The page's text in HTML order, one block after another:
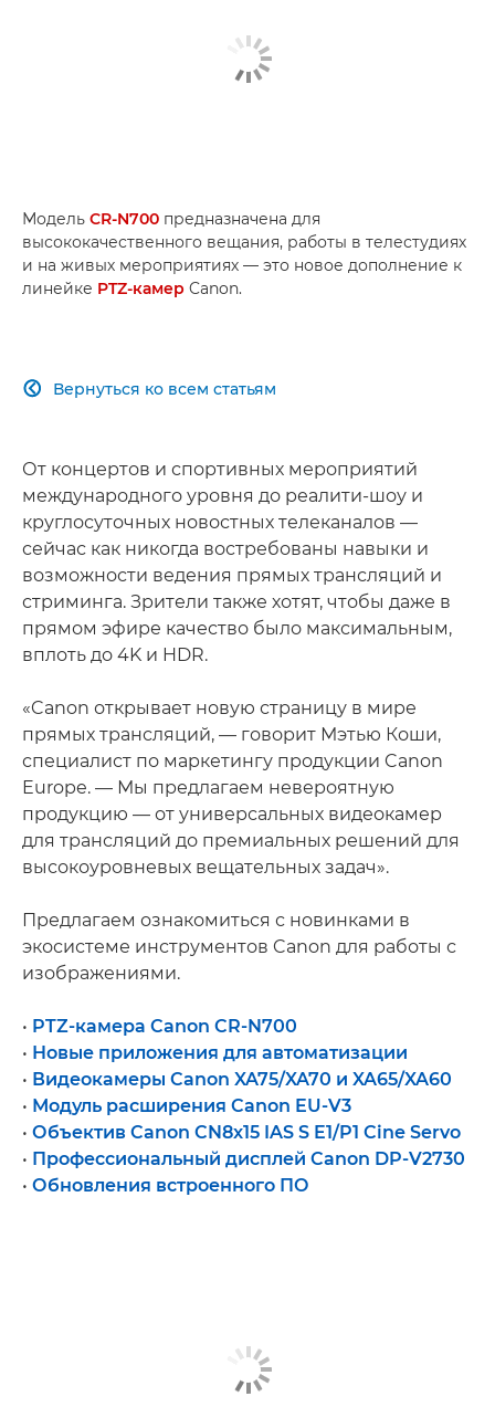
Модель CR-N700 предназначена для
высококачественного вещания, работы в телестудиях
и на живых мероприятиях — это новое дополнение к
линейке PTZ-камер Canon.
Вернуться ко всем статьям

От концертов и спортивных мероприятий
международного уровня до реалити-шоу и
круглосуточных новостных телеканалов —
сейчас как никогда востребованы навыки и
возможности ведения прямых трансляций и
стриминга. Зрители также хотят, чтобы даже в
прямом эфире качество было максимальным,
вплоть до 4K и HDR.
«Canon открывает новую страницу в мире
прямых трансляций, — говорит Мэтью Коши,
специалист по маркетингу продукции Canon
Europe. — Мы предлагаем невероятную
продукцию — от универсальных видеокамер
для трансляций до премиальных решений для
высокоуровневых вещательных задач».
Предлагаем ознакомиться с новинками в
экосистеме инструментов Canon для работы с
изображениями.
• PTZ-камера Canon CR-N700
• Новые приложения для автоматизации
• Видеокамеры Canon XA75/XA70 и XA65/XA60
• Модуль расширения Canon EU-V3
• Объектив Canon CN8x15 IAS S E1/P1 Cine Servo
• Профессиональный дисплей Canon DP-V2730
• Обновления встроенного ПО